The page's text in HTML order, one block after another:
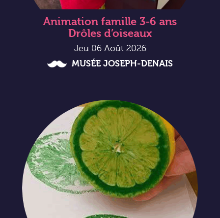
Animation famille 3-6 ans
Drôles d’oiseaux
Jeu 06 Août 2026
MUSÉE JOSEPH-DENAIS